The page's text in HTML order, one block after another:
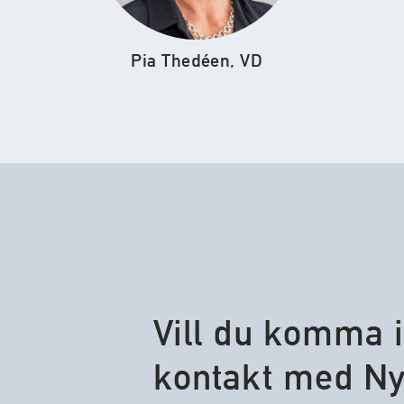
Pia Thedéen, VD
Vill du komma i
kontakt med